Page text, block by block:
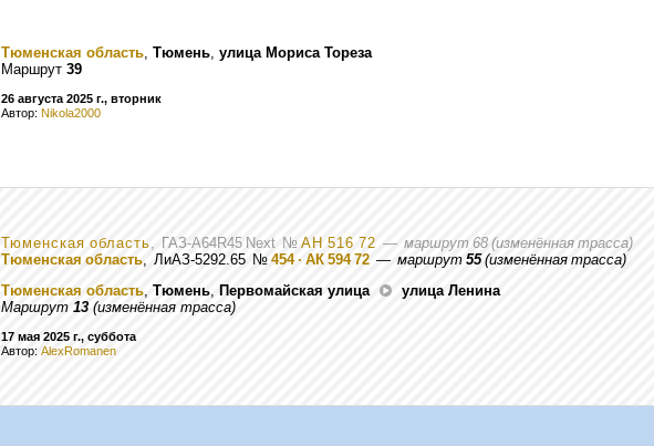
Тюменская область, Тюмень, улица Мориса Тореза
Маршрут 39
26 августа 2025 г., вторник
Автор: Nikola2000
Тюменская область, ГАЗ-A64R45 Next № АН 516 72 — маршрут 68 (изменённая трасса)
Тюменская область, ЛиАЗ-5292.65 № 454 · АК 594 72 — маршрут 55(изменённая трасса)
Тюменская область, Тюмень, Первомайская улица
улица Ленина
Маршрут 13 (изменённая трасса)
17 мая 2025 г., суббота
Автор: AlexRomanen